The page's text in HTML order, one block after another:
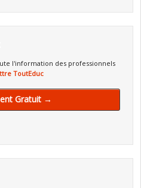
l'information des professionnels
ToutEduc
Gratuit →